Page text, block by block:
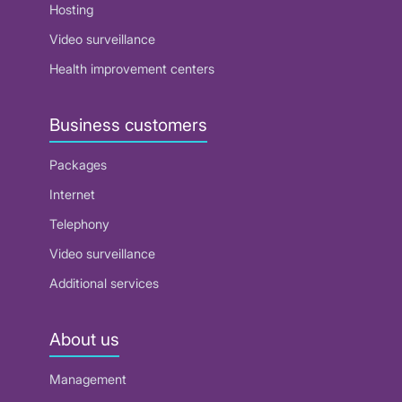
Hosting
Video surveillance
Health improvement centers
Business customers
Packages
Internet
Telephony
Video surveillance
Additional services
About us
Management